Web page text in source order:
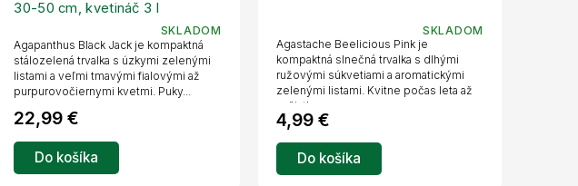
A
30-50 cm, kvetináč 3 l
SKLADOM
22,99 €
Do košíka
Agapanthus Black Jack je kompaktná
stálozelená trvalka s úzkymi zelenými
listami a veľmi tmavými fialovými až
purpurovočiernymi kvetmi. Puky...
A
SKLADOM
4,99 €
Do košíka
Agastache Beelicious Pink je
kompaktná slnečná trvalka s dlhými
ružovými súkvetiami a aromatickými
zelenými listami. Kvitne počas leta až
začiatku...